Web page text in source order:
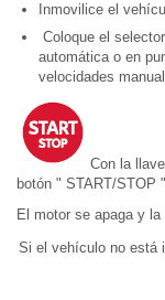
Inmovilice el
Coloque el
automática o en
velocidades
Con la
botón " START/STOP
El motor se apaga y
Si el vehículo no está